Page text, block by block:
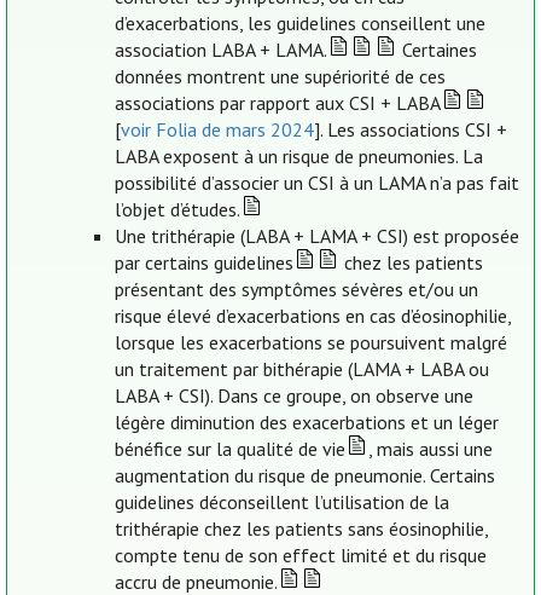
d’exacerbations, les guidelines conseillent une
association LABA + LAMA.
Certaines
données montrent une supériorité de ces
associations par rapport aux CSI + LABA
[voir Folia de mars 2024]. Les associations CSI +
LABA exposent à un risque de pneumonies. La
possibilité d’associer un CSI à un LAMA n’a pas fait
l’objet d’études.
Une trithérapie (LABA + LAMA + CSI) est proposée
par certains guidelines
chez les patients
présentant des symptômes sévères et/ou un
risque élevé d’exacerbations en cas d’éosinophilie,
lorsque les exacerbations se poursuivent malgré
un traitement par bithérapie (LAMA + LABA ou
LABA + CSI). Dans ce groupe, on observe une
légère diminution des exacerbations et un léger
bénéfice sur la qualité de vie
, mais aussi une
augmentation du risque de pneumonie. Certains
guidelines déconseillent l’utilisation de la
trithérapie chez les patients sans éosinophilie,
compte tenu de son effect limité et du risque
accru de pneumonie.